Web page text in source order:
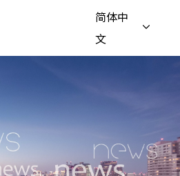
简体中
文